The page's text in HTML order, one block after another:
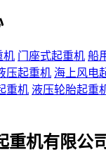
机 门座式起重机 船
压起重机 海上风电
重机 液压轮胎起重
重机有限公